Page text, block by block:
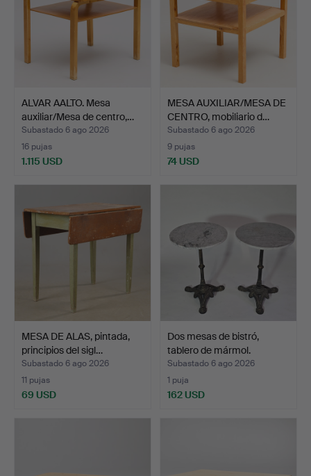
ALVAR AALTO. Mesa
auxiliar/Mesa de centro,…
Subastado 6 ago 2026
16 pujas
1.115 USD
MESA AUXILIAR/MESA DE
CENTRO, mobiliario d…
Subastado 6 ago 2026
9 pujas
74 USD
MESA DE ALAS, pintada,
principios del sigl…
Subastado 6 ago 2026
11 pujas
69 USD
Dos mesas de bistró,
tablero de mármol.
Subastado 6 ago 2026
1 puja
162 USD